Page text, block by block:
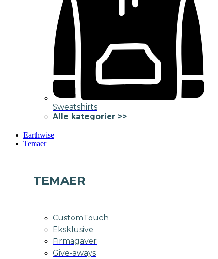
Sweatshirts
Alle kategorier >>
Earthwise
Temaer
TEMAER
CustomTouch
Eksklusive
Firmagaver
Give-aways